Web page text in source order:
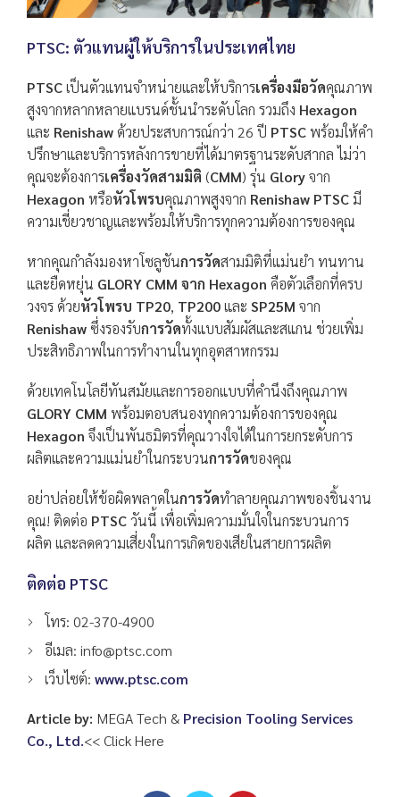
PTSC: ตัวแทนผู้ให้บริการในประเทศไทย
PTSCเป็นตัวแทนจำหน่ายและให้บริการเครื่องมือวัดคุณภาพ
สูงจากหลากหลายแบรนด์ชั้นนำระดับโลก รวมถึง Hexagon
และ Renishaw ด้วยประสบการณ์กว่า 26 ปี PTSC พร้อมให้คำ
ปรึกษาและบริการหลังการขายที่ได้มาตรฐานระดับสากล ไม่ว่า
คุณจะต้องการเครื่องวัดสามมิติ (CMM) รุ่น Gloryจาก
Hexagon หรือหัวโพรบคุณภาพสูงจาก Renishaw PTSC มี
ความเชี่ยวชาญและพร้อมให้บริการทุกความต้องการของคุณ
หากคุณกำลังมองหาโซลูชันการวัดสามมิติที่แม่นยำ ทนทาน
และยืดหยุ่น GLORY CMM จาก Hexagon คือตัวเลือกที่ครบ
วงจร ด้วยหัวโพรบ TP20, TP200และ SP25M จาก
Renishaw ซึ่งรองรับการวัดทั้งแบบสัมผัสและสแกน ช่วยเพิ่ม
ประสิทธิภาพในการทำงานในทุกอุตสาหกรรม
ด้วยเทคโนโลยีทันสมัยและการออกแบบที่คำนึงถึงคุณภาพ
GLORY CMM พร้อมตอบสนองทุกความต้องการของคุณ
Hexagon จึงเป็นพันธมิตรที่คุณวางใจได้ในการยกระดับการ
ผลิตและความแม่นยำในกระบวนการวัดของคุณ
อย่าปล่อยให้ข้อผิดพลาดในการวัดทำลายคุณภาพของชิ้นงาน
คุณ! ติดต่อ PTSCวันนี้ เพื่อเพิ่มความมั่นใจในกระบวนการ
ผลิต และลดความเสี่ยงในการเกิดของเสียในสายการผลิต
ติดต่อ PTSC
โทร: 02-370-4900
อีเมล: info@ptsc.com
เว็บไซต์: www.ptsc.com
Article by: MEGA Tech & Precision Tooling Services
Co., Ltd.<< Click Here